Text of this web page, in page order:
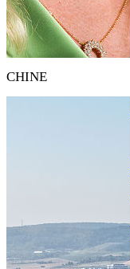
CHINE